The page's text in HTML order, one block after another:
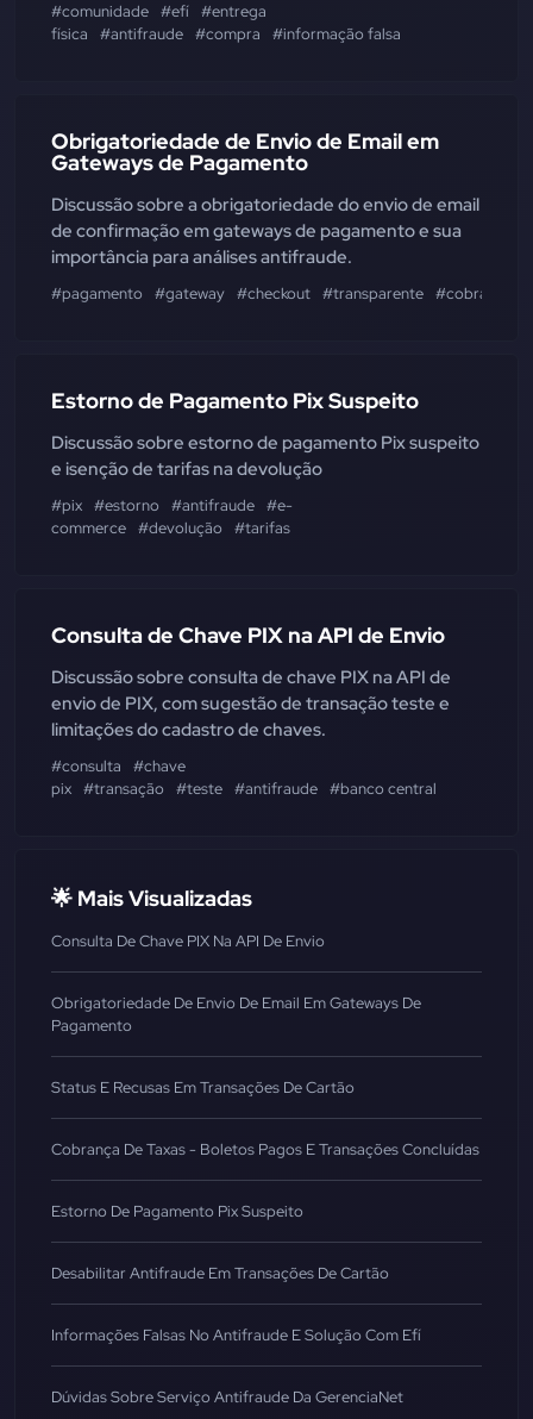
#comunidade #efí #entrega
física
#antifraude #compra #informação falsa
Obrigatoriedade de Envio de Email em
Gateways de Pagamento
Discussão sobre a obrigatoriedade do envio de email
de confirmação em gateways de pagamento e sua
importância para análises antifraude.
#pagamento #gateway #checkout #transparente #cobrança
Estorno de Pagamento Pix Suspeito
Discussão sobre estorno de pagamento Pix suspeito
e isenção de tarifas na devolução
#pix #estorno #antifraude #e-
commerce #devolução #tarifas
Consulta de Chave PIX na API de Envio
Discussão sobre consulta de chave PIX na API de
envio de PIX, com sugestão de transação teste e
limitações do cadastro de chaves.
#consulta
#chave
pix #transação #teste #antifraude #banco central
🌟 Mais Visualizadas
Consulta De Chave PIX Na API De Envio
Obrigatoriedade De Envio De Email Em Gateways De
Pagamento
Status E Recusas Em Transações De Cartão
Cobrança De Taxas - Boletos Pagos E Transações Concluídas
Estorno De Pagamento Pix Suspeito
Desabilitar Antifraude Em Transações De Cartão
Informações Falsas No Antifraude E Solução Com Efí
Dúvidas Sobre Serviço Antifraude Da GerenciaNet